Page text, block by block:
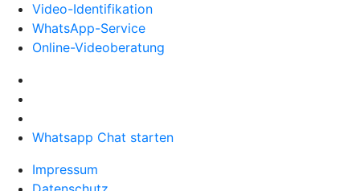
Video-Identifikation
WhatsApp-Service
Online-Videoberatung
Whatsapp Chat starten
Impressum